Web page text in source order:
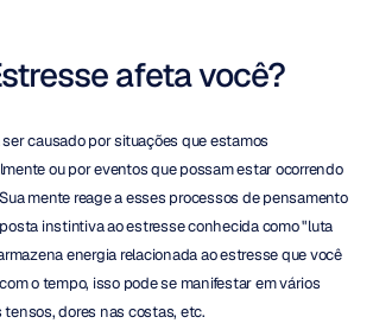
afeta você?
causado por situações que estamos
ou por eventos que possam estar ocorrendo
mente reage a esses processos de pensamento
instintiva ao estresse conhecida como "luta
energia relacionada ao estresse que você
o tempo, isso pode se manifestar em vários
tensos, dores nas costas, etc.